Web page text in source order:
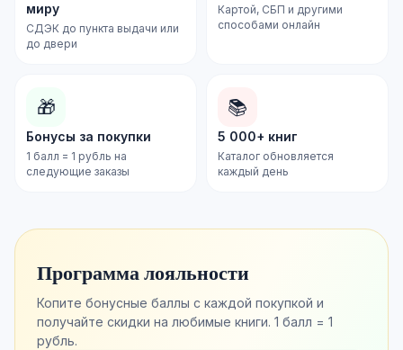
миру
СДЭК до пункта выдачи или
до двери
Картой, СБП и другими
способами онлайн
🎁
Бонусы за покупки
1 балл = 1 рубль на
следующие заказы
📚
5 000+ книг
Каталог обновляется
каждый день
Программа лояльности
Копите бонусные баллы с каждой покупкой и
получайте скидки на любимые книги. 1 балл = 1
рубль.